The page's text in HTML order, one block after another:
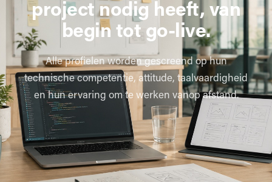
project nodig heeft, van
begin tot go-live.
Alle profielen worden gescreend op hun
technische competentie, attitude, taalvaardigheid
en hun ervaring om te werken vanop afstand.